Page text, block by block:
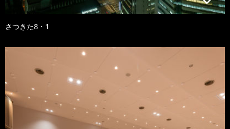
さつきた8・1